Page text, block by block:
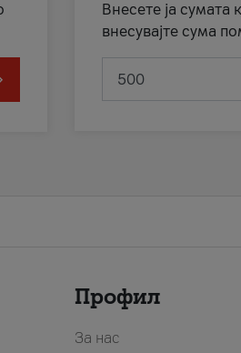
Внесете ја сумата
внесувајте сума
Профил
За нас